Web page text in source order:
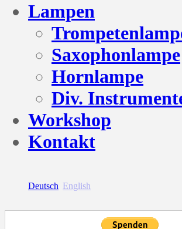
Lampen
Saxophonlampe
Hornlampe
Div.
Workshop
Kontakt
Deutsch English